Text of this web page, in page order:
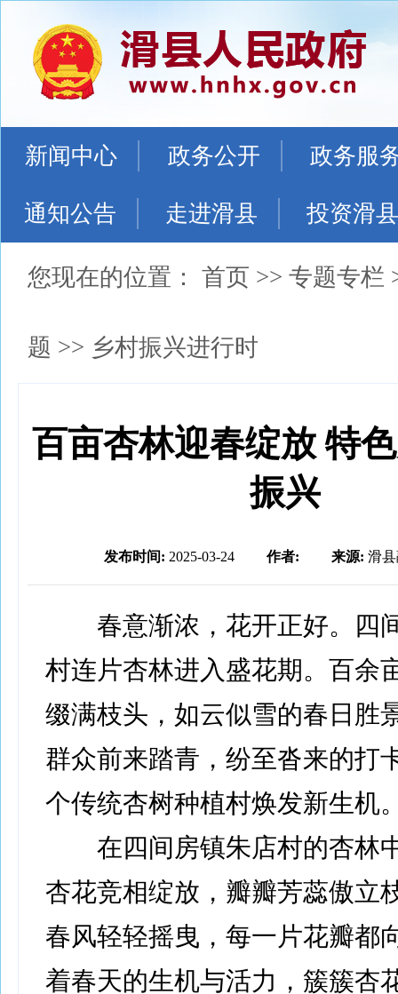
新闻中心 政务公开 政务服
通知公告 走进滑县 投资滑县
您现在的位置： 首页 >> 专题专栏
题 >> 乡村振兴进行时
百亩杏林迎春绽放 特
振兴
发布时间: 2025-03-24 作者: 来源: 滑
春意渐浓，花开正好。四
村连片杏林进入盛花期。百余
缀满枝头，如云似雪的春日胜
群众前来踏青，纷至沓来的打
个传统杏树种植村焕发新生机
在四间房镇朱店村的杏林
杏花竞相绽放，瓣瓣芳蕊傲立
春风轻轻摇曳，每一片花瓣都
着春天的生机与活力，簇簇杏